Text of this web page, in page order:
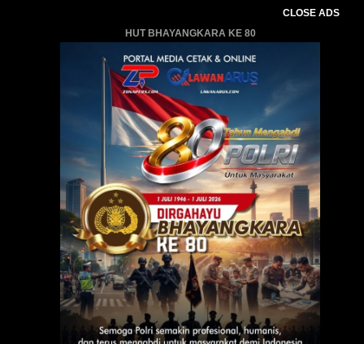
CLOSE ADS
HUT BHAYANGKARA KE 80